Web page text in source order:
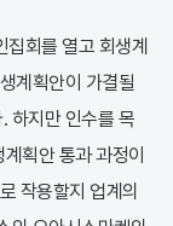
회를 열고 회생계
계획안이 가결될
하지만 인수를 목
획안 통과 과정이
작용할지 업계의